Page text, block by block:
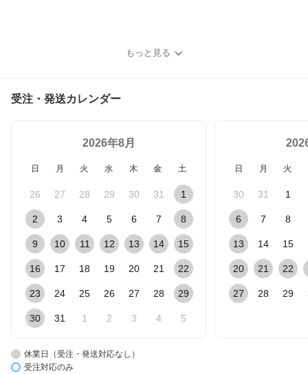
もっと見る
受注・発送カレンダー
2026年8月
日 月 火 水 木 金 土
26 27 28 29 30 31 1
2 3 4 5 6 7 8
9 10 11 12 13 14 15
16 17 18 19 20 21 22
23 24 25 26 27 28 29
30 31 1 2 3 4 5
日 月 火
30 31 1
6 7 8
13 14 15
20 21 22
27 28 29
休業日（受注・発送対応なし）
受注対応のみ